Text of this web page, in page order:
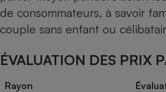
de consommateurs, à savoir
couple sans enfant ou
ÉVALUATION DES PRIX
Rayon